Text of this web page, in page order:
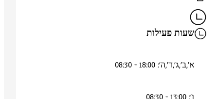
שעות פעילות
א',ב',ג',ד',ה': 18:00 - 08:30